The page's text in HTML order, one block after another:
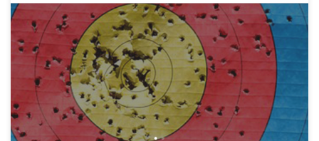
Weil auch wir als Schützenverein mit der Zeit und der
zunehmenden Digitalisierung gehen, finden Sie uns natürlich auch
im Internet. Ob Mitglied oder Interessierter, unsere neue Website
beantwortet hoffentlich alle Ihre Fragen. Sollte dennoch etwas
unklar bleiben, können Sie uns gerne eine Nachricht über unser
Kontaktformular schicken oder sich an […]